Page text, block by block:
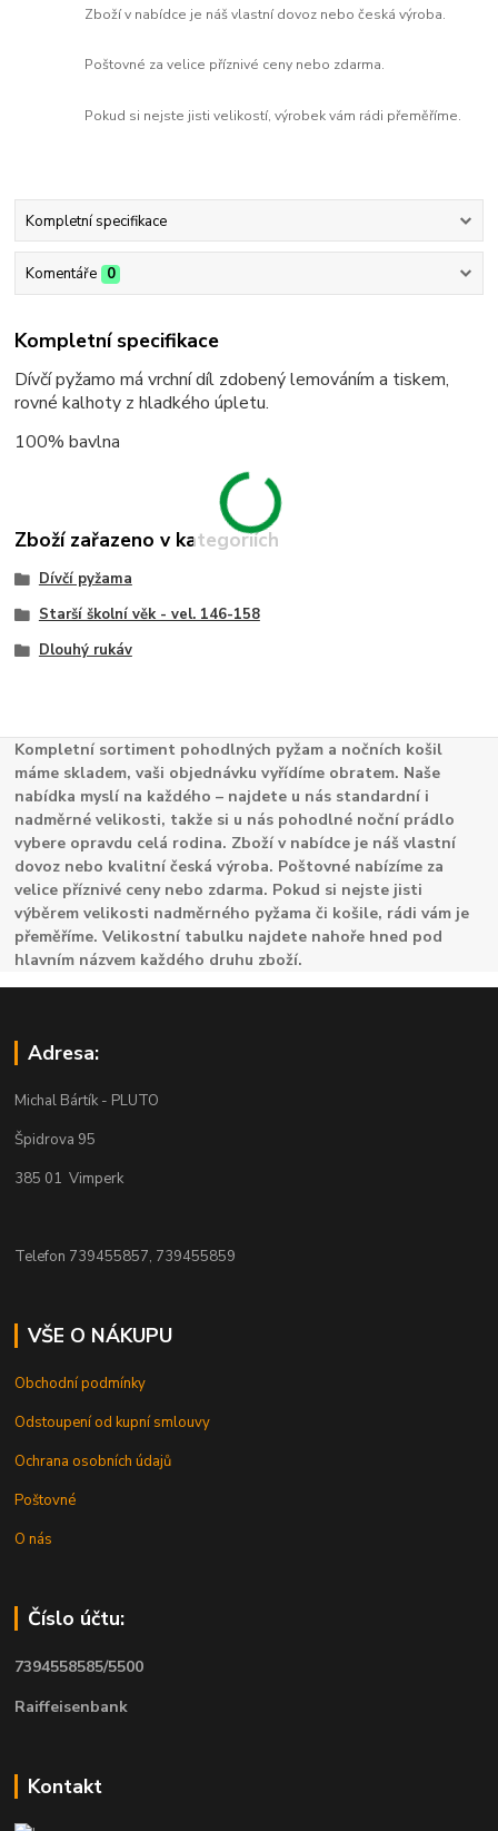
Zboží v nabídce je náš vlastní dovoz nebo česká výroba.
Poštovné za velice příznivé ceny nebo zdarma.
Pokud si nejste jisti velikostí, výrobek vám rádi přeměříme.
Kompletní specifikace
Komentáře 0
Kompletní specifikace
Dívčí pyžamo má vrchní díl zdobený lemováním a tiskem,
rovné kalhoty z hladkého úpletu.
100% bavlna
Zboží zařazeno v kategoriích
Dívčí pyžama
Starší školní věk - vel. 146-158
Dlouhý rukáv
Kompletní sortiment pohodlných pyžam a nočních košil
máme skladem, vaši objednávku vyřídíme obratem. Naše
nabídka myslí na každého – najdete u nás standardní i
nadměrné velikosti, takže si u nás pohodlné noční prádlo
vybere opravdu celá rodina. Zboží v nabídce je náš vlastní
dovoz nebo kvalitní česká výroba. Poštovné nabízíme za
velice příznivé ceny nebo zdarma. Pokud si nejste jisti
výběrem velikosti nadměrného pyžama či košile, rádi vám je
přeměříme. Velikostní tabulku najdete nahoře hned pod
hlavním názvem každého druhu zboží.
Adresa:
Michal Bártík - PLUTO
Špidrova 95
385 01 Vimperk
Telefon 739455857, 739455859
VŠE O NÁKUPU
Obchodní podmínky
Odstoupení od kupní smlouvy
Ochrana osobních údajů
Poštovné
O nás
Číslo účtu:
7394558585/5500
Raiffeisenbank
Kontakt